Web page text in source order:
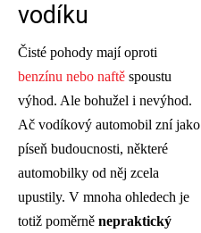
vodíku
Čisté pohody mají oproti
benzínu nebo naftě spoustu
výhod. Ale bohužel i nevýhod.
Ač vodíkový automobil zní jako
píseň budoucnosti, některé
automobilky od něj zcela
upustily. V mnoha ohledech je
totiž poměrně nepraktický